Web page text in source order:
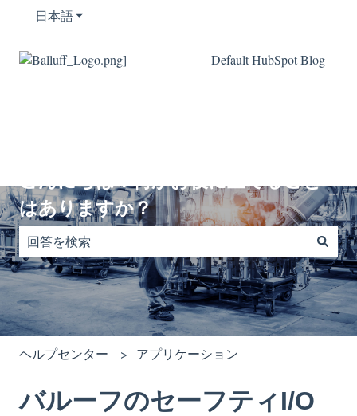
日本語翻訳のサブメニューを表示
Default HubSpot Blog
こんにちは！何かお役に立てること
はありますか？
検索フィールドが空なので、候補はありません。
ヘルプセンター アプリケーション
バルーフのセーフティI/O